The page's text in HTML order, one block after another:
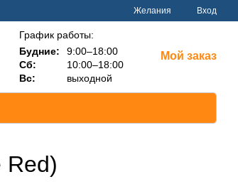
Желания Вход
График работы:
Будние:
9:00–18:00
Сб:
10:00–18:00
Вс:
выходной
Мой заказ